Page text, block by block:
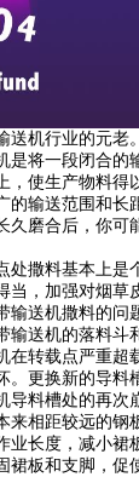
送机行业的元老
是将一段闭合的
，使生产物料得
的输送范围和长
久磨合后，你可
处撒料基本上是
当，加强对烟草
输送机撒料的问
输送机的落料斗
在转载点严重超
。更换新的导料
导料槽处的再次
来相距较远的钢
业长度，减小裙
裙板和支脚，促